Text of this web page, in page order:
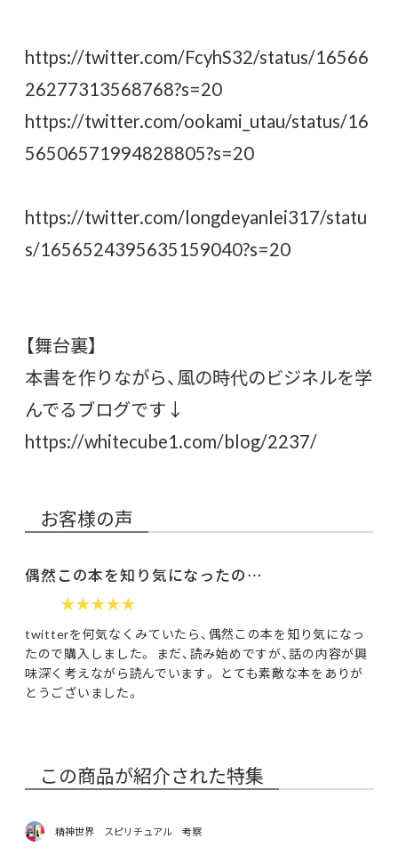
https://twitter.com/FcyhS32/status/16566
26277313568768?s=20
https://twitter.com/ookami_utau/status/16
56506571994828805?s=20
https://twitter.com/longdeyanlei317/statu
s/1656524395635159040?s=20
【舞台裏】
本書を作りながら、風の時代のビジネルを学
んでるブログです↓
https://whitecube1.com/blog/2237/
お客様の声
偶然この本を知り気になったの…
★★★★★
twitterを何気なくみていたら、偶然この本を知り気になっ
たので購入しました。 まだ、読み始めですが、話の内容が興
味深く考えながら読んでいます。 とても素敵な本をありが
とうございました。
この商品が紹介された特集
精神世界 スピリチュアル 考察